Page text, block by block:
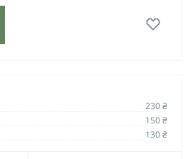
230 ₴
150 ₴
130 ₴